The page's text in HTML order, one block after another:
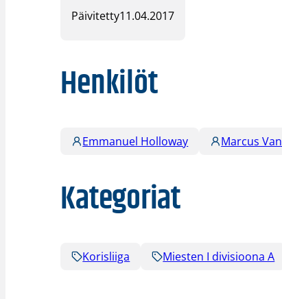
Päivitetty11.04.2017
Henkilöt
Emmanuel Holloway Marcus Van
Kategoriat
Korisliiga Miesten I divisioona A